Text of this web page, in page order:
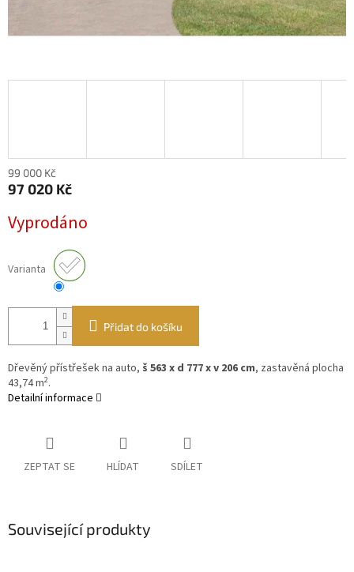
99 000 Kč
97 020 Kč
cena:
Vyprodáno
Varianta
Přidat do košíku
Dřevěný přístřešek na auto, š 563 x d 777 x v 206 cm, zastavěná plocha
43,74 m2.
Detailní informace
ZEPTAT SE HLÍDAT SDÍLET
Související produkty